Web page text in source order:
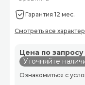
Гарантия 12 мес.
Смотреть все
Цена по запросу
Уточняйте
Ознакомиться с